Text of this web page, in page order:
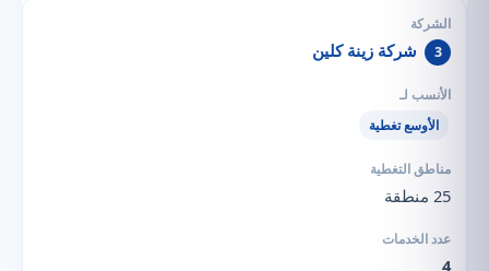
3 شركة زينة كلين
الأوسع تغطية
25 منطقة
4